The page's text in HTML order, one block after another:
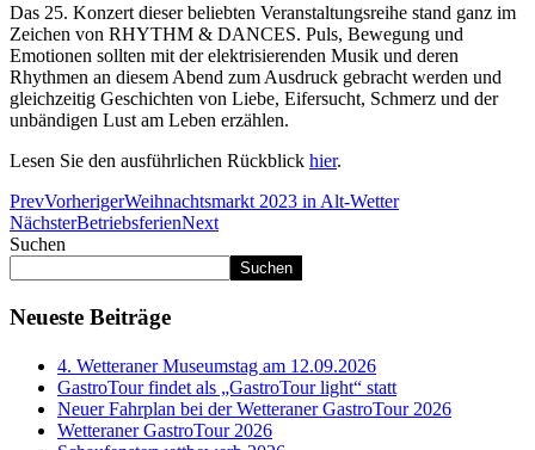
Das 25. Konzert dieser beliebten Veranstaltungsreihe stand ganz im
Zeichen von RHYTHM & DANCES. Puls, Bewegung und
Emotionen sollten mit der elektrisierenden Musik und deren
Rhythmen an diesem Abend zum Ausdruck gebracht werden und
gleichzeitig Geschichten von Liebe, Eifersucht, Schmerz und der
unbändigen Lust am Leben erzählen.
Lesen Sie den ausführlichen Rückblick hier.
PrevVorherigerWeihnachtsmarkt 2023 in Alt-Wetter
NächsterBetriebsferienNext
Suchen
Suchen
Neueste Beiträge
4. Wetteraner Museumstag am 12.09.2026
GastroTour findet als „GastroTour light“ statt
Neuer Fahrplan bei der Wetteraner GastroTour 2026
Wetteraner GastroTour 2026